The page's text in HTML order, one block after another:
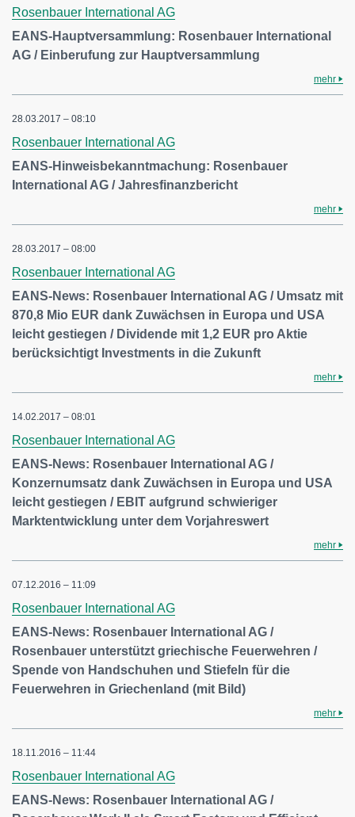
Rosenbauer International AG
EANS-Hauptversammlung: Rosenbauer International
AG / Einberufung zur Hauptversammlung
mehr
28.03.2017 – 08:10
Rosenbauer International AG
EANS-Hinweisbekanntmachung: Rosenbauer
International AG / Jahresfinanzbericht
mehr
28.03.2017 – 08:00
Rosenbauer International AG
EANS-News: Rosenbauer International AG / Umsatz mit
870,8 Mio EUR dank Zuwächsen in Europa und USA
leicht gestiegen / Dividende mit 1,2 EUR pro Aktie
berücksichtigt Investments in die Zukunft
mehr
14.02.2017 – 08:01
Rosenbauer International AG
EANS-News: Rosenbauer International AG /
Konzernumsatz dank Zuwächsen in Europa und USA
leicht gestiegen / EBIT aufgrund schwieriger
Marktentwicklung unter dem Vorjahreswert
mehr
07.12.2016 – 11:09
Rosenbauer International AG
EANS-News: Rosenbauer International AG /
Rosenbauer unterstützt griechische Feuerwehren /
Spende von Handschuhen und Stiefeln für die
Feuerwehren in Griechenland (mit Bild)
mehr
18.11.2016 – 11:44
Rosenbauer International AG
EANS-News: Rosenbauer International AG /